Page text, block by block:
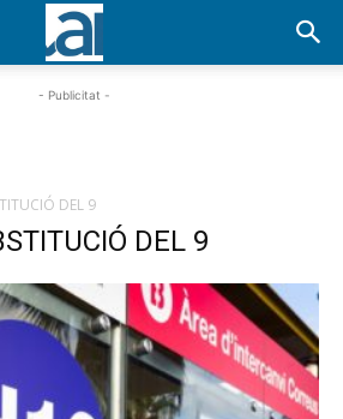
- Publicitat -
DEL 9
DEL 9